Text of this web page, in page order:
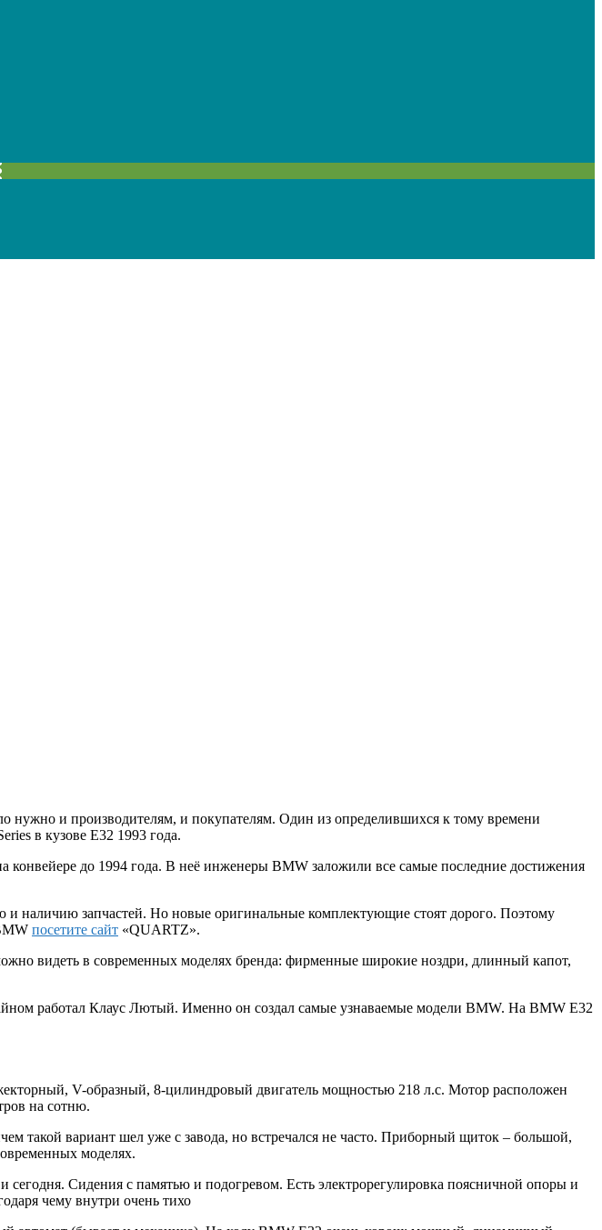
нужно и производителям, и покупателям. Один из определившихся к тому времени
в кузове E32 1993 года.
конвейере до 1994 года. В неё инженеры BMW заложили все самые последние достижения
наличию запчастей. Но новые оригинальные комплектующие стоят дорого. Поэтому
посетите сайт «QUARTZ».
видеть в современных моделях бренда: фирменные широкие ноздри, длинный капот,
работал Клаус Лютый. Именно он создал самые узнаваемые модели BMW. На BMW E32
V-образный, 8-цилиндровый двигатель мощностью 218 л.с. Мотор расположен
на сотню.
такой вариант шел уже с завода, но встречался не часто. Приборный щиток – большой,
моделях.
Сидения с памятью и подогревом. Есть электрорегулировка поясничной опоры и
чему внутри очень тихо